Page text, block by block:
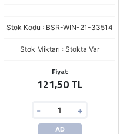
Stok Kodu : BSR-WIN-21-33514
Stok Miktarı : Stokta Var
Fiyat
121,50 TL
- +
AD